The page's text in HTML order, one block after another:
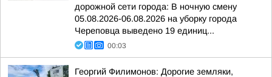
дорожной сети города: В ночную смену
05.08.2026-06.08.2026 на уборку города
Череповца выведено 19 единиц...
00:03
Георгий Филимонов: Дорогие земляки,